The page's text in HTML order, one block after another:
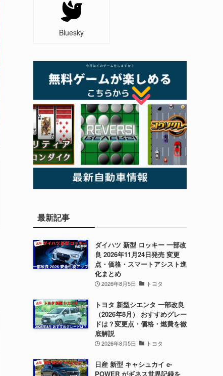
Bluesky
最新記事
ダイハツ 新型 ロッキー 一部改
良 2026年11月24日発売 変更
点・価格・スマートアシスト進
化まとめ
2026年8月5日 トヨタ
トヨタ 新型シエンタ 一部改良
（2026年8月） おすすめグレー
ドは？変更点・価格・燃費を徹
底解説
2026年8月5日 トヨタ
日産 新型 キャシュカイ e-
POWER がギネス世界記録を